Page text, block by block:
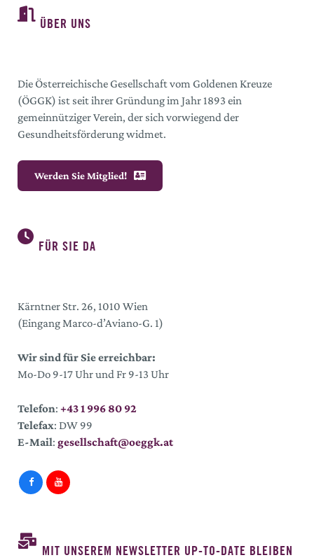
ÜBER UNS
Die Österreichische Gesellschaft vom Goldenen Kreuze
(ÖGGK) ist seit ihrer Gründung im Jahr 1893 ein
gemeinnütziger Verein, der sich vorwiegend der
Gesundheitsförderung widmet.
Werden Sie Mitglied!
FÜR SIE DA
Kärntner Str. 26, 1010 Wien
(Eingang Marco-d’Aviano-G. 1)
Wir sind für Sie erreichbar:
Mo-Do 9-17 Uhr und Fr 9-13 Uhr
Telefon: +43 1 996 80 92
Telefax: DW 99
E-Mail: gesellschaft@oeggk.at
MIT UNSEREM NEWSLETTER UP-TO-DATE BLEIBEN